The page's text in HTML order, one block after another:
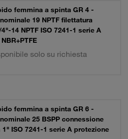
femmina a spinta GR 4 -
19 NPTF filettatura
14 NPTF ISO 7241-1 serie A
solo su richiesta
femmina a spinta GR 6 -
25 BSPP connessione
ISO 7241-1 serie A protezione